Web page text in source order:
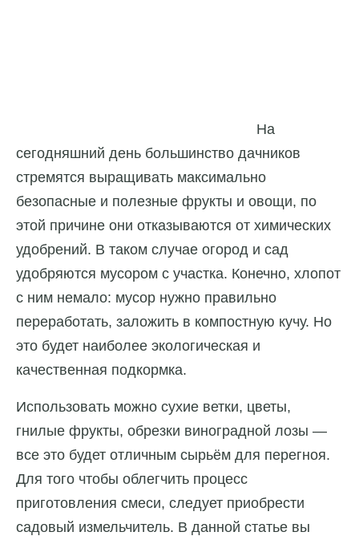
На
сегодняшний день большинство дачников
стремятся выращивать максимально
безопасные и полезные фрукты и овощи, по
этой причине они отказываются от химических
удобрений. В таком случае огород и сад
удобряются мусором с участка. Конечно, хлопот
с ним немало: мусор нужно правильно
переработать, заложить в компостную кучу. Но
это будет наиболее экологическая и
качественная подкормка.
Использовать можно сухие ветки, цветы,
гнилые фрукты, обрезки виноградной лозы —
все это будет отличным сырьём для перегноя.
Для того чтобы облегчить процесс
приготовления смеси, следует приобрести
садовый измельчитель. В данной статье вы